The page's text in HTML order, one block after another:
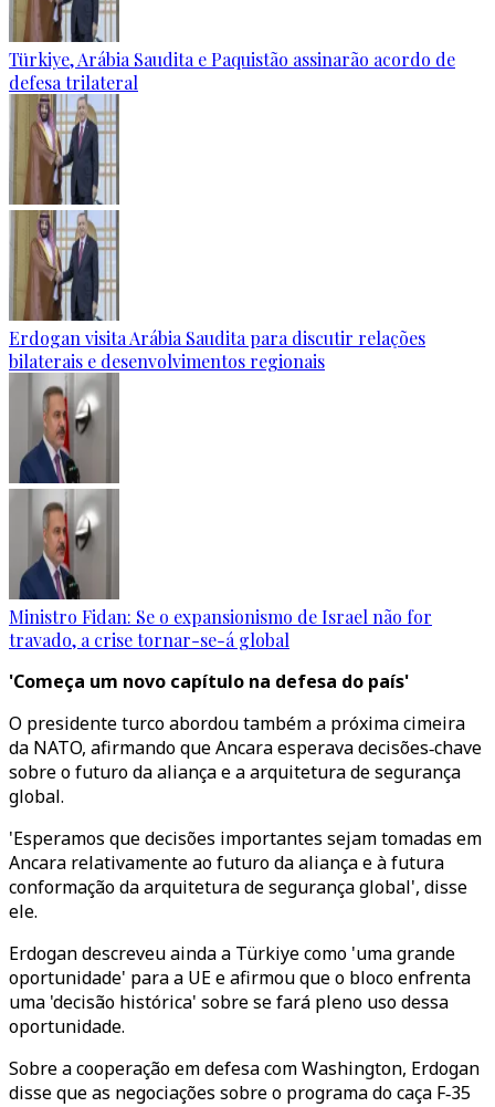
Türkiye, Arábia Saudita e Paquistão assinarão acordo de
defesa trilateral
Erdogan visita Arábia Saudita para discutir relações
bilaterais e desenvolvimentos regionais
Ministro Fidan: Se o expansionismo de Israel não for
travado, a crise tornar-se-á global
'Começa um novo capítulo na defesa do país'
O presidente turco abordou também a próxima cimeira
da NATO, afirmando que Ancara esperava decisões‑chave
sobre o futuro da aliança e a arquitetura de segurança
global.
'Esperamos que decisões importantes sejam tomadas em
Ancara relativamente ao futuro da aliança e à futura
conformação da arquitetura de segurança global', disse
ele.
Erdogan descreveu ainda a Türkiye como 'uma grande
oportunidade' para a UE e afirmou que o bloco enfrenta
uma 'decisão histórica' sobre se fará pleno uso dessa
oportunidade.
Sobre a cooperação em defesa com Washington, Erdogan
disse que as negociações sobre o programa do caça F‑35